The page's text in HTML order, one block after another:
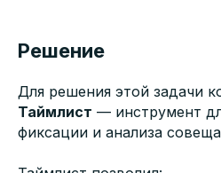
Решение
Для решения этой задачи
Таймлист — инструмент
фиксации и анализа